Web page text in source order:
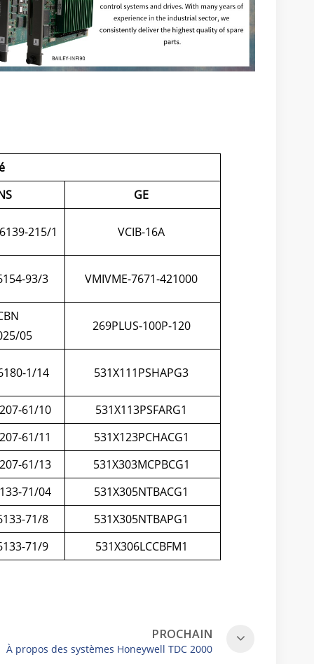
GE
215/1 VCIB-16A
93/3 VMIVME-7671-421000
05
269PLUS-100P-120
1/14 531X111PSHAPG3
61/10
531X113PSFARG1
61/11
531X123PCHACG1
61/13
531X303MCPBCG1
71/04
531X305NTBACG1
71/8
531X305NTBAPG1
71/9
531X306LCCBFM1
PROCHAIN
À propos des systèmes Honeywell TDC 2000